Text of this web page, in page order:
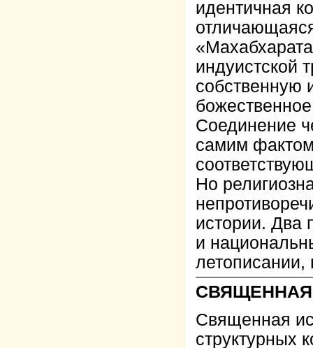
идентичная
индуистской
собственную
Соединение
самим фактом
Но
истории. Два
и
Священная
структурных